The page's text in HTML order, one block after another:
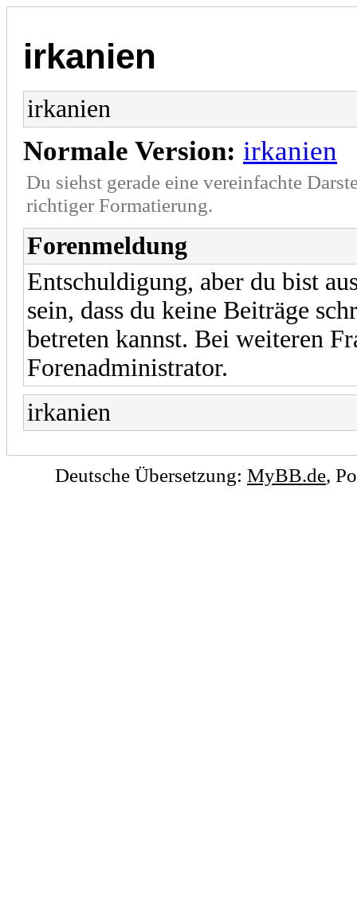
irkanien
irkanien
Normale Version: irkanien
Du siehst gerade eine vereinfachte
richtiger Formatierung.
Forenmeldung
Entschuldigung, aber du bist
sein, dass du keine Beiträge
betreten kannst. Bei weiteren
Forenadministrator.
irkanien
Deutsche Übersetzung: MyBB.de,